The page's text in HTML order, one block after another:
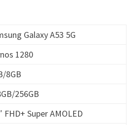
Galaxy A53 5G
1280
8GB
256GB
FHD+ Super AMOLED